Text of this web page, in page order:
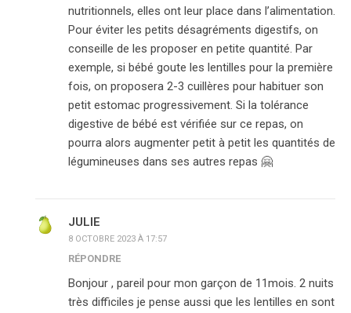
nutritionnels, elles ont leur place dans l’alimentation.
Pour éviter les petits désagréments digestifs, on
conseille de les proposer en petite quantité. Par
exemple, si bébé goute les lentilles pour la première
fois, on proposera 2-3 cuillères pour habituer son
petit estomac progressivement. Si la tolérance
digestive de bébé est vérifiée sur ce repas, on
pourra alors augmenter petit à petit les quantités de
légumineuses dans ses autres repas 🤗
JULIE
8 OCTOBRE 2023 À 17:57
RÉPONDRE
Bonjour , pareil pour mon garçon de 11mois. 2 nuits
très difficiles je pense aussi que les lentilles en sont